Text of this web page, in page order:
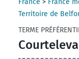
France > France
Territoire de
TERME